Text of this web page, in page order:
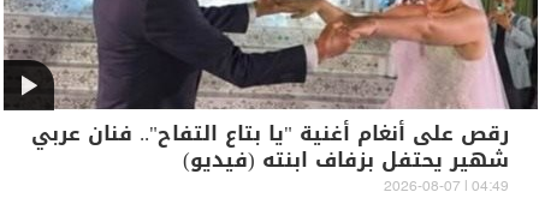
رقص على أنغام أغنية "يا بتاع التفاح".. فنان عربي
شهير يحتفل بزفاف ابنته (فيديو)
04:49 | 2026-08-07